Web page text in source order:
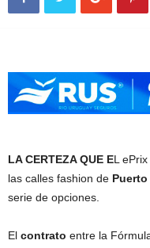
LA CERTEZA QUE EL
las calles fashion de Puerto
serie de opciones.
El contrato entre la